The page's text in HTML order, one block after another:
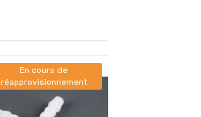
En cours de
réapprovisionnement